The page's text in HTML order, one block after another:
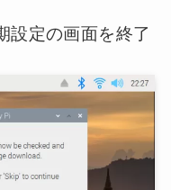
設定の画面を終了